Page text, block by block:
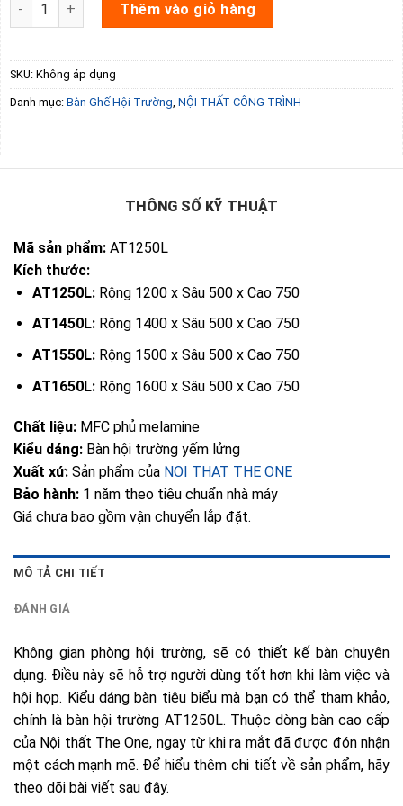
Thêm vào giỏ hàng
SKU: Không áp dụng
Danh mục: Bàn Ghế Hội Trường, NỘI THẤT CÔNG TRÌNH
THÔNG SỐ KỸ THUẬT
Mã sản phẩm: AT1250L
Kích thước:
AT1250L:Rộng 1200 x Sâu 500 x Cao 750
AT1450L: Rộng 1400 x Sâu 500 x Cao 750
AT1550L:Rộng 1500 x Sâu 500 x Cao 750
AT1650L:Rộng 1600 x Sâu 500 x Cao 750
Chất liệu: MFC phủ melamine
Kiểu dáng: Bàn hội trường yếm lửng
Xuất xứ: Sản phẩm của NOI THAT THE ONE
Bảo hành: 1 năm theo tiêu chuẩn nhà máy
Giá chưa bao gồm vận chuyển lắp đặt.
MÔ TẢ CHI TIẾT
ĐÁNH GIÁ